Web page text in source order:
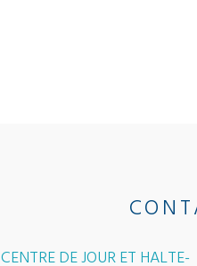
CENTRE DE JOUR ET HALTE-